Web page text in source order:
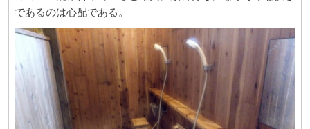
であるのは心配である。